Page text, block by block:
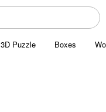
3D Puzzle Boxes